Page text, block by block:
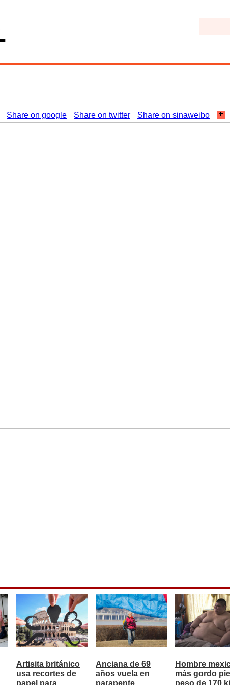
Share on google Share on twitter Share on sinaweibo
Artisita británico
usa recortes de
Anciana de 69
años vuela en
Hombre
más gordo